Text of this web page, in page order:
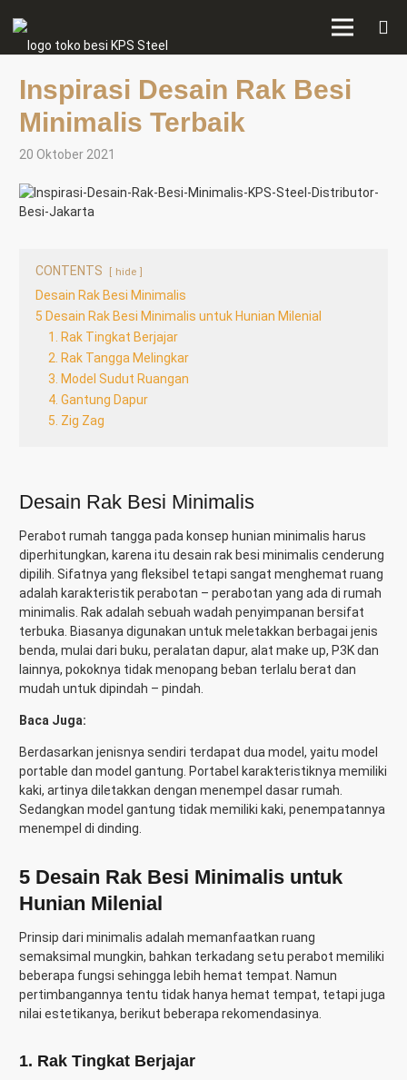
Inspirasi Desain Rak Besi
Minimalis Terbaik
20 Oktober 2021
CONTENTS hide
Desain Rak Besi Minimalis
5 Desain Rak Besi Minimalis untuk Hunian Milenial
1. Rak Tingkat Berjajar
2. Rak Tangga Melingkar
3. Model Sudut Ruangan
4. Gantung Dapur
5. Zig Zag
Desain Rak Besi Minimalis
Perabot rumah tangga pada konsep hunian minimalis harus
diperhitungkan, karena itu desain rak besi minimalis cenderung
dipilih. Sifatnya yang fleksibel tetapi sangat menghemat ruang
adalah karakteristik perabotan – perabotan yang ada di rumah
minimalis. Rak adalah sebuah wadah penyimpanan bersifat
terbuka. Biasanya digunakan untuk meletakkan berbagai jenis
benda, mulai dari buku, peralatan dapur, alat make up, P3K dan
lainnya, pokoknya tidak menopang beban terlalu berat dan
mudah untuk dipindah – pindah.
Baca Juga:
Berdasarkan jenisnya sendiri terdapat dua model, yaitu model
portable dan model gantung. Portabel karakteristiknya memiliki
kaki, artinya diletakkan dengan menempel dasar rumah.
Sedangkan model gantung tidak memiliki kaki, penempatannya
menempel di dinding.
5 Desain Rak Besi Minimalis untuk
Hunian Milenial
Prinsip dari minimalis adalah memanfaatkan ruang
semaksimal mungkin, bahkan terkadang setu perabot memiliki
beberapa fungsi sehingga lebih hemat tempat. Namun
pertimbangannya tentu tidak hanya hemat tempat, tetapi juga
nilai estetikanya, berikut beberapa rekomendasinya.
1. Rak Tingkat Berjajar